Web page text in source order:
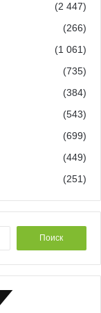
(2 447)
(266)
(1 061)
(735)
(384)
(543)
(699)
(449)
(251)
й
т
и